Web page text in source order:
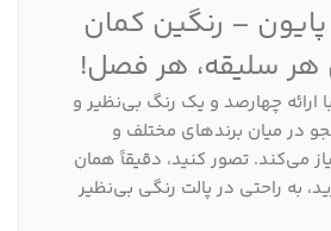
– رنگین کمان
ارائه چهارصد و یک رنگ بی‌نظیر و
در میان برندهای مختلف و
می‌کند. تصور کنید، دقیقاً همان
به راحتی در پالت رنگی بی‌نظیر